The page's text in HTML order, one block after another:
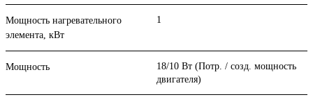
Мощность нагревательного
элемента, кВт
1
Мощность
18/10 Вт (Потр. / созд. мощность
двигателя)